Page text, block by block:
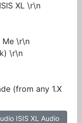
XL \r\n
Me \r\n
\r\n
(from any 1.X
ISIS XL Audio